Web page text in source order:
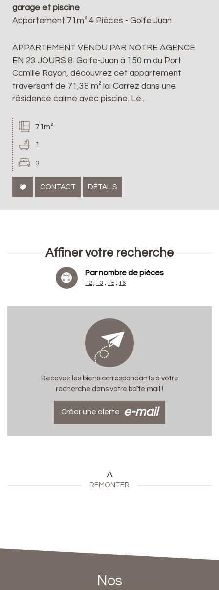
garage et piscine
Appartement 71m² 4 Pièces - Golfe Juan
APPARTEMENT VENDU PAR NOTRE AGENCE
EN 23 JOURS 8. Golfe-Juan à 150 m du Port
Camille Rayon, découvrez cet appartement
traversant de 71,38 m² loi Carrez dans une
résidence calme avec piscine. Le...
71m²
1
3
CONTACT DÉTAILS
Affiner votre recherche
Par nombre de pièces
T2 T3 T5 T6
Recevez les biens correspondants à votre
recherche dans votre boîte mail !
Créer une alerte e-mail
REMONTER
Nos